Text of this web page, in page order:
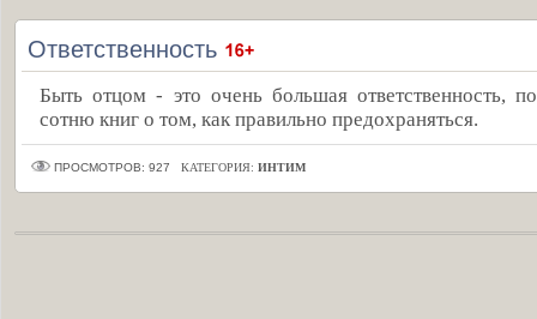
Ответственность
Быть отцом - это очень большая ответственность,
сотню книг о том, как правильно предохраняться.
ПРОСМОТРОВ: 927 КАТЕГОРИЯ: ИНТИМ